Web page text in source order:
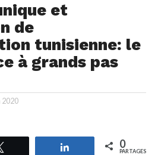
et
de
tunisienne: le
à grands pas
2020
Partagez 0
PARTAGES